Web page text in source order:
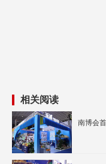
相关阅读
南博会